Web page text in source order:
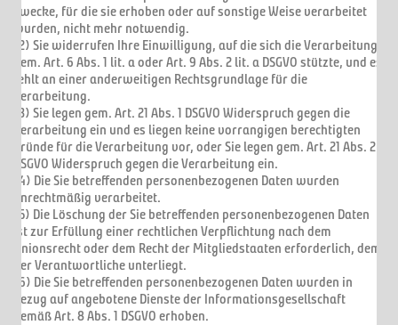
Zwecke, für die sie erhoben oder auf sonstige Weise verarbeitet
wurden, nicht mehr notwendig.
(2) Sie widerrufen Ihre Einwilligung, auf die sich die Verarbeitung
gem. Art. 6 Abs. 1 lit. a oder Art. 9 Abs. 2 lit. a DSGVO stützte, und es
fehlt an einer anderweitigen Rechtsgrundlage für die
Verarbeitung.
(3) Sie legen gem. Art. 21 Abs. 1 DSGVO Widerspruch gegen die
Verarbeitung ein und es liegen keine vorrangigen berechtigten
Gründe für die Verarbeitung vor, oder Sie legen gem. Art. 21 Abs. 2
DSGVO Widerspruch gegen die Verarbeitung ein.
(4) Die Sie betreffenden personenbezogenen Daten wurden
unrechtmäßig verarbeitet.
(5) Die Löschung der Sie betreffenden personenbezogenen Daten
ist zur Erfüllung einer rechtlichen Verpflichtung nach dem
Unionsrecht oder dem Recht der Mitgliedstaaten erforderlich, dem
der Verantwortliche unterliegt.
(6) Die Sie betreffenden personenbezogenen Daten wurden in
Bezug auf angebotene Dienste der Informationsgesellschaft
gemäß Art. 8 Abs. 1 DSGVO erhoben.